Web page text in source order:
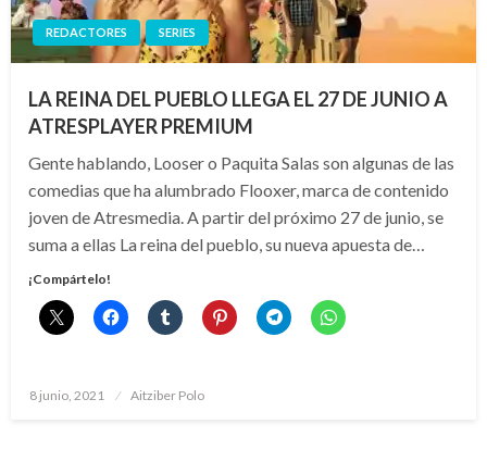
REDACTORES SERIES
LA REINA DEL PUEBLO LLEGA EL 27 DE JUNIO A
ATRESPLAYER PREMIUM
Gente hablando, Looser o Paquita Salas son algunas de las
comedias que ha alumbrado Flooxer, marca de contenido
joven de Atresmedia. A partir del próximo 27 de junio, se
suma a ellas La reina del pueblo, su nueva apuesta de…
¡Compártelo!
Publicado
8 junio, 2021 Aitziber Polo